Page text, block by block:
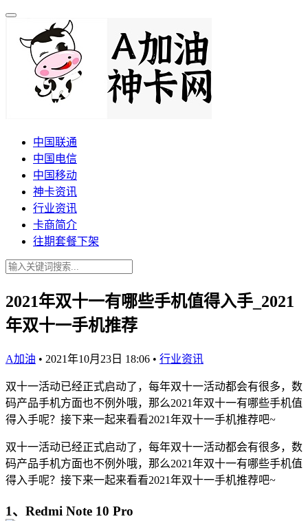
中国联通
中国电信
中国移动
神卡资讯
行业资讯
卡商简介
往期套餐下架
2021年双十一有哪些手机值得入手_2021
年双十一手机推荐
A加油 • 2021年10月23日 18:06 • 行业资讯
双十一活动已经正式启动了，每年双十一活动都会有很多，数
码产品手机方面也不例外哦，那么2021年双十一有哪些手机值
得入手呢？接下来一起来看看2021年双十一手机推荐吧~
双十一活动已经正式启动了，每年双十一活动都会有很多，数
码产品手机方面也不例外哦，那么2021年双十一有哪些手机值
得入手呢？接下来一起来看看2021年双十一手机推荐吧~
1、Redmi Note 10 Pro